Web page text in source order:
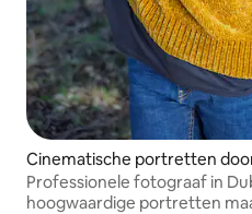
Cinematische portretten
Professionele fotograaf in
hoogwaardige portretten